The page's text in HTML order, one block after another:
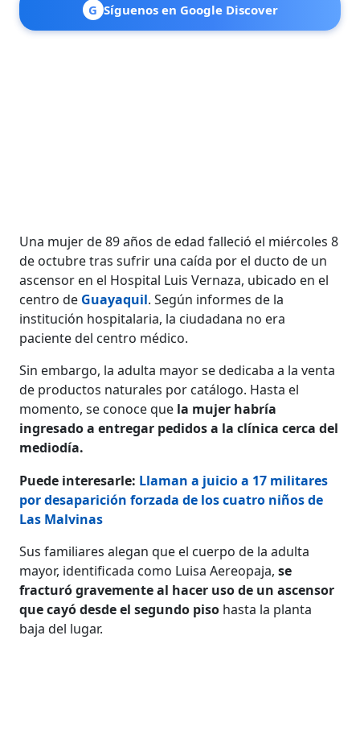
G Síguenos en Google Discover
Una mujer de 89 años de edad falleció el miércoles 8
de octubre tras sufrir una caída por el ducto de un
ascensor en el Hospital Luis Vernaza, ubicado en el
centro de Guayaquil. Según informes de la
institución hospitalaria, la ciudadana no era
paciente del centro médico.
Sin embargo, la adulta mayor se dedicaba a la venta
de productos naturales por catálogo. Hasta el
momento, se conoce que la mujer habría
ingresado a entregar pedidos a la clínica cerca del
mediodía.
Puede interesarle: Llaman a juicio a 17 militares
por desaparición forzada de los cuatro niños de
Las Malvinas
Sus familiares alegan que el cuerpo de la adulta
mayor, identificada como Luisa Aereopaja, se
fracturó gravemente al hacer uso de un ascensor
que cayó desde el segundo piso hasta la planta
baja del lugar.